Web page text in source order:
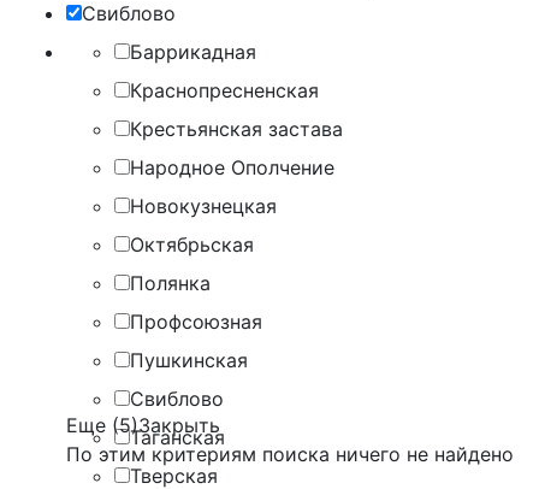
Свиблово
Баррикадная
Краснопресненская
Крестьянская застава
Народное Ополчение
Новокузнецкая
Октябрьская
Полянка
Профсоюзная
Пушкинская
Свиблово
Таганская
Тверская
Еще (5)Закрыть
По этим критериям поиска ничего не найдено